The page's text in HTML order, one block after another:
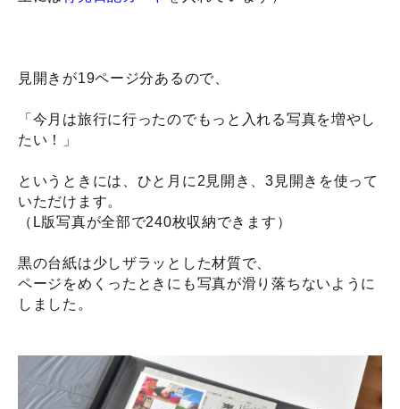
見開きが19ページ分あるので、
「今月は旅行に行ったのでもっと入れる写真を増やし
たい！」
というときには、ひと月に2見開き、3見開きを使って
いただけます。
（L版写真が全部で240枚収納できます）
黒の台紙は少しザラッとした材質で、
ページをめくったときにも写真が滑り落ちないように
しました。